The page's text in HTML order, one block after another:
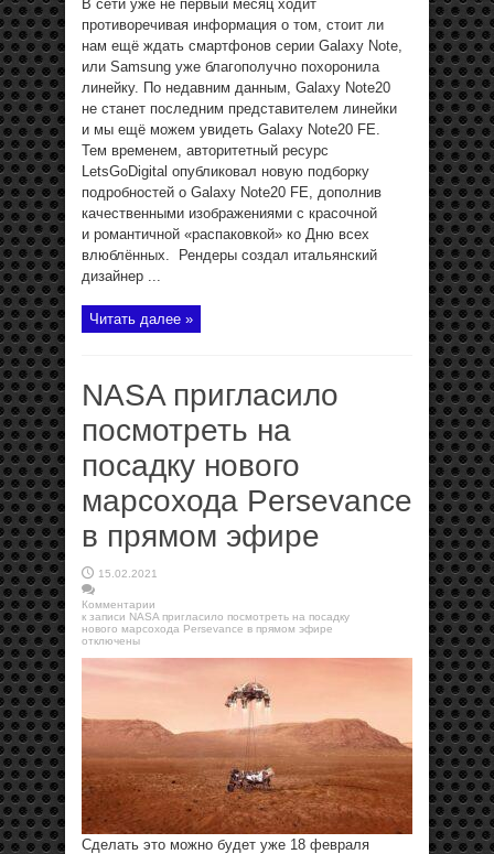
В сети уже не первый месяц ходит
противоречивая информация о том, стоит ли
нам ещё ждать смартфонов серии Galaxy Note,
или Samsung уже благополучно похоронила
линейку. По недавним данным, Galaxy Note20
не станет последним представителем линейки
и мы ещё можем увидеть Galaxy Note20 FE.
Тем временем, авторитетный ресурс
LetsGoDigital опубликовал новую подборку
подробностей о Galaxy Note20 FE, дополнив
качественными изображениями с красочной
и романтичной «распаковкой» ко Дню всех
влюблённых. Рендеры создал итальянский
дизайнер ...
Читать далее »
NASA пригласило
посмотреть на
посадку нового
марсохода Persevance
в прямом эфире
15.02.2021
Комментарии
к записи NASA пригласило посмотреть на посадку
нового марсохода Persevance в прямом эфире
отключены
Сделать это можно будет уже 18 февраля